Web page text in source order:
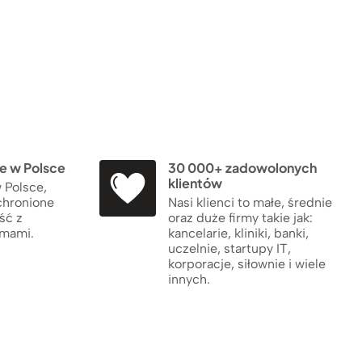
w Polsce
Polsce,
z
30 000+ zadowolonych
klientów
Nasi klienci to małe, średnie
oraz duże firmy takie jak:
kancelarie, kliniki, banki,
uczelnie, startupy IT,
korporacje, siłownie i wiele
innych.